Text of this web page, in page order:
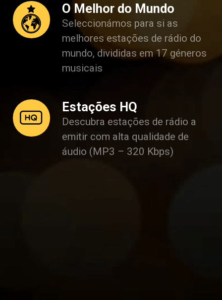
O Melhor do Mundo
Seleccionámos para si as
melhores estações de rádio do
mundo, divididas em 17 géneros
musicais
Estações HQ
Descubra estações de rádio a
emitir com alta qualidade de
áudio (MP3 – 320 Kbps)